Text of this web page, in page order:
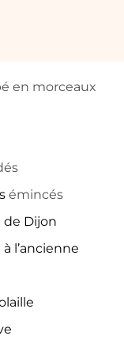
en morceaux
émincés
de Dijon
l’ancienne